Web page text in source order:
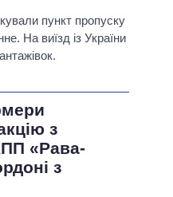
пункт пропуску
На виїзд із України
з
«Рава-
з